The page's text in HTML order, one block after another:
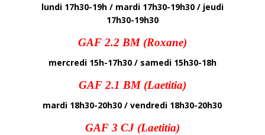
lundi 17h30-19h / mardi 17h30-19h30 / jeudi
17h30-19h30
GAF 2.2 BM (Roxane)
mercredi 15h-17h30 / samedi 15h30-18h
GAF 2.1 BM (Laetitia)
mardi 18h30-20h30 / vendredi 18h30-20h30
GAF 3 CJ (Laetitia)